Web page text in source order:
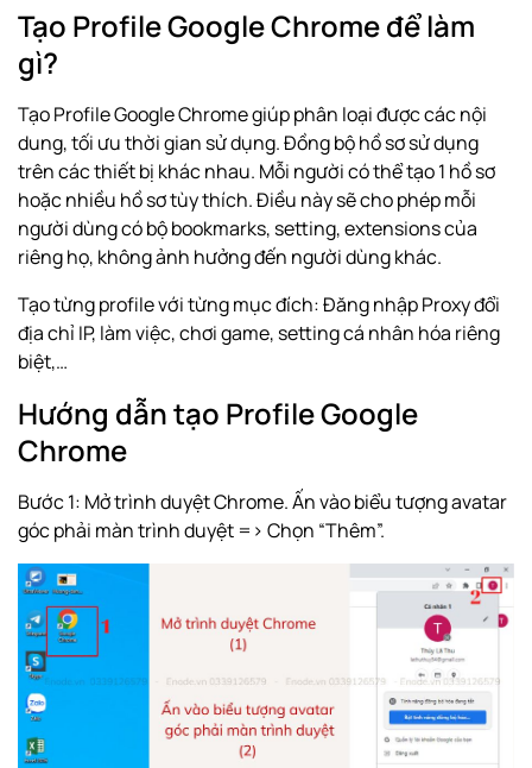
Tạo Profile Google Chrome để làm
gì?
Tạo Profile Google Chrome giúp phân loại được các nội
dung, tối ưu thời gian sử dụng. Đồng bộ hồ sơ sử dụng
trên các thiết bị khác nhau. Mỗi người có thể tạo 1 hồ sơ
hoặc nhiều hồ sơ tùy thích. Điều này sẽ cho phép mỗi
người dùng có bộ bookmarks, setting, extensions của
riêng họ, không ảnh hưởng đến người dùng khác.
Tạo từng profile với từng mục đích:Đăng nhập Proxyđổi
địa chỉ IP, làm việc, chơi game, setting cá nhân hóa riêng
biệt,…
Hướng dẫn tạo Profile Google
Chrome
Bước 1: Mở trình duyệt Chrome. Ấn vào biểu tượng avatar
góc phải màn trình duyệt => Chọn “Thêm”.